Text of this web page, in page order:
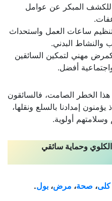
للكشف المبكر عن عوامل
ساعات العمل واستحداث
والنشاط البدني.
مهني لتمكين السائقين
أفضل.
الخطر الصامت، فالسائقون
إمدادنا بالسلع ونقلها،
أولوية.
وحماية سائقي
كلى، صحة، مرض، بول.